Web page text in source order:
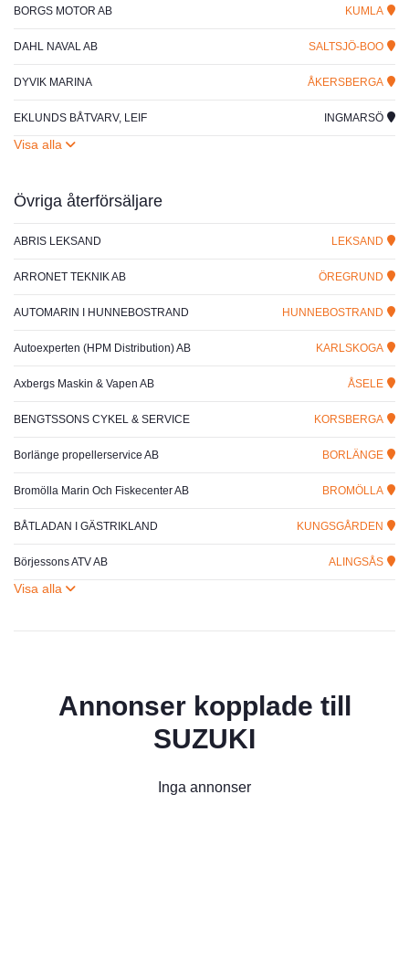
BORGS MOTOR AB KUMLA
DAHL NAVAL AB SALTSJÖ-BOO
DYVIK MARINA ÅKERSBERGA
EKLUNDS BÅTVARV, LEIF INGMARSÖ
Övriga återförsäljare
ABRIS LEKSAND LEKSAND
ARRONET TEKNIK AB ÖREGRUND
AUTOMARIN I HUNNEBOSTRAND HUNNEBOSTRAND
Autoexperten (HPM Distribution) AB KARLSKOGA
Axbergs Maskin & Vapen AB ÅSELE
BENGTSSONS CYKEL & SERVICE KORSBERGA
Borlänge propellerservice AB BORLÄNGE
Bromölla Marin Och Fiskecenter AB BROMÖLLA
BÅTLADAN I GÄSTRIKLAND KUNGSGÅRDEN
Börjessons ATV AB ALINGSÅS
Annonser kopplade till
SUZUKI
Inga annonser